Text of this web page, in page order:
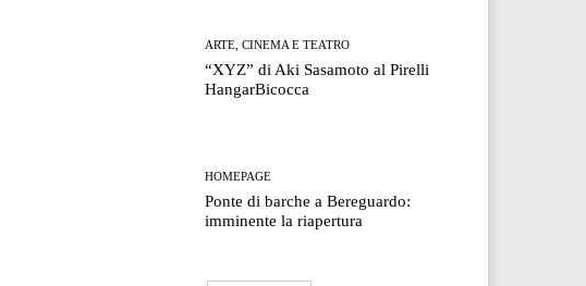
ARTE, CINEMA E TEATRO
“XYZ” di Aki Sasamoto al Pirelli
HangarBicocca
HOMEPAGE
Ponte di barche a Bereguardo:
imminente la riapertura